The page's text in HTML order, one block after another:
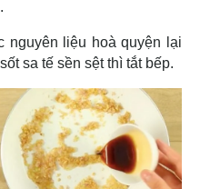
nguyên liệu hoà quyện lại
sa tế sền sệt thì tắt bếp.